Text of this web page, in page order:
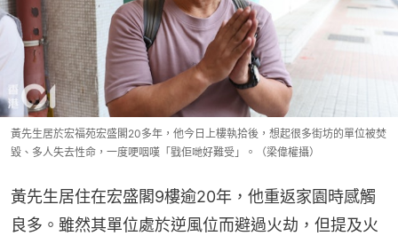
黃先生居於宏福苑宏盛閣20多年，他今日上樓執拾後，想起很多街坊的單位被焚
毀、多人失去性命，一度哽咽嘆「戥佢哋好難受」。（梁偉權攝）
黃先生居住在宏盛閣9樓逾20年，他重返家園時感觸
良多。雖然其單位處於逆風位而避過火劫，但提及火